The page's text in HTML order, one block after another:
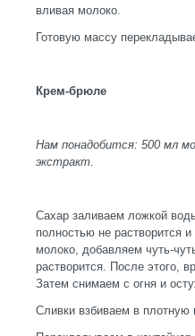
вливая молоко.
Готовую массу
Крем-брюле
Нам понадобится: 500 мл
экстракт.
Сахар заливаем ложкой
полностью не растворится
молоко, добавляем чуть-
растворится. После этого,
Затем снимаем с огня и
Сливки взбиваем в